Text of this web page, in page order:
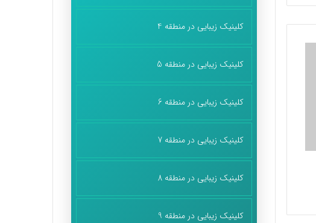
کلینیک زیبایی در منطقه 4
کلینیک زیبایی در منطقه 5
کلینیک زیبایی در منطقه 6
کلینیک زیبایی در منطقه 7
کلینیک زیبایی در منطقه 8
کلینیک زیبایی در منطقه 9